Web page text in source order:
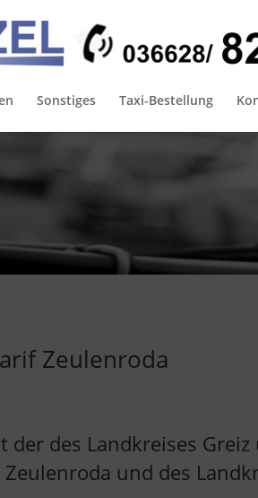
Sonstiges Taxi-Bestellung
Zeulenroda
des Landkreises Greiz
und des